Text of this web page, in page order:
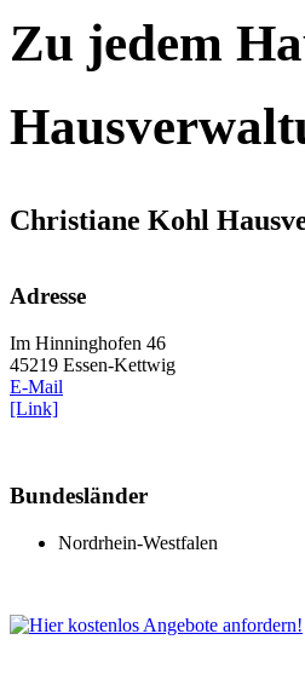
Zu jedem
Christiane Kohl
Adresse
Im Hinninghofen 46
45219 Essen-Kettwig
E-Mail
[Link]
Bundesländer
Nordrhein-Westfalen